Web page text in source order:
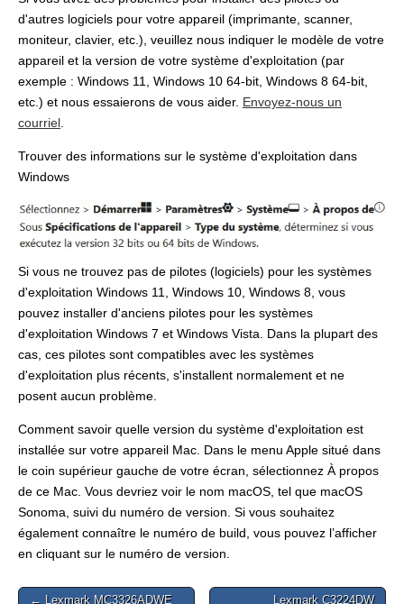
d'autres logiciels pour votre appareil (imprimante, scanner,
moniteur, clavier, etc.), veuillez nous indiquer le modèle de votre
appareil et la version de votre système d'exploitation (par
exemple : Windows 11, Windows 10 64-bit, Windows 8 64-bit,
etc.) et nous essaierons de vous aider. Envoyez-nous un
courriel
Trouver des informations sur le système d'exploitation dans
Windows
Si vous ne trouvez pas de pilotes (logiciels) pour les systèmes
d'exploitation Windows 11, Windows 10, Windows 8, vous
pouvez installer d'anciens pilotes pour les systèmes
d'exploitation Windows 7 et Windows Vista. Dans la plupart des
cas, ces pilotes sont compatibles avec les systèmes
d'exploitation plus récents, s'installent normalement et ne
posent aucun problème.
Comment savoir quelle version du système d'exploitation est
installée sur votre appareil Mac. Dans le menu Apple situé dans
le coin supérieur gauche de votre écran, sélectionnez À propos
de ce Mac. Vous devriez voir le nom macOS, tel que macOS
Sonoma, suivi du numéro de version. Si vous souhaitez
également connaître le numéro de build, vous pouvez l’afficher
en cliquant sur le numéro de version.
Post← Lexmark MC3326ADWE
Lexmark C3224DW